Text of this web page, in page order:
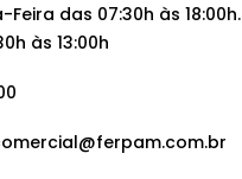
Feira das 07:30h às 18:00h.
às 13:00h